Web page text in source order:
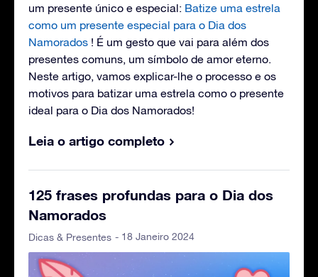
um presente único e especial: Batize uma estrela
como um presente especial para o Dia dos
Namorados ! É um gesto que vai para além dos
presentes comuns, um símbolo de amor eterno.
Neste artigo, vamos explicar-lhe o processo e os
motivos para batizar uma estrela como o presente
ideal para o Dia dos Namorados!
Leia o artigo completo
125 frases profundas para o Dia dos
Namorados
Dicas & Presentes - 18 Janeiro 2024